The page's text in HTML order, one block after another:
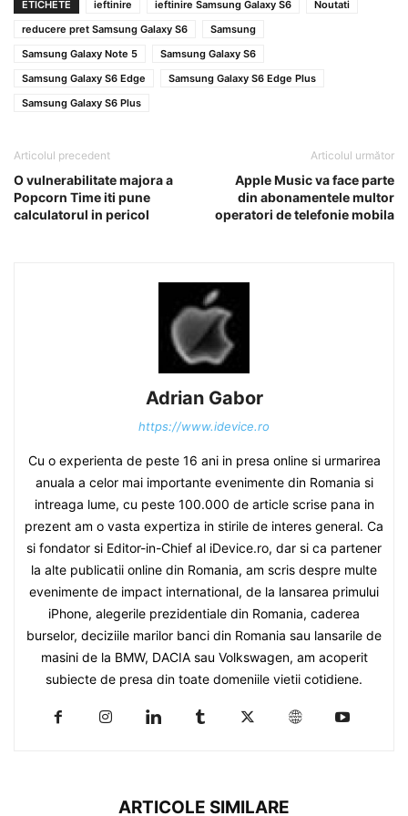
ETICHETE
ieftinire ieftinire Samsung Galaxy S6
Noutati
reducere pret Samsung Galaxy S6
Samsung
Samsung Galaxy Note 5
Samsung Galaxy S6
Samsung Galaxy S6 Edge
Samsung Galaxy S6 Edge Plus
Samsung Galaxy S6 Plus
Articolul precedent
O vulnerabilitate majora a
Popcorn Time iti pune
calculatorul in pericol
Articolul următor
Apple Music va face parte
din abonamentele multor
operatori de telefonie mobila
Adrian Gabor
https://www.idevice.ro
Cu o experienta de peste 16 ani in presa online si urmarirea
anuala a celor mai importante evenimente din Romania si
intreaga lume, cu peste 100.000 de article scrise pana in
prezent am o vasta expertiza in stirile de interes general. Ca
si fondator si Editor-in-Chief al iDevice.ro, dar si ca partener
la alte publicatii online din Romania, am scris despre multe
evenimente de impact international, de la lansarea primului
iPhone, alegerile prezidentiale din Romania, caderea
burselor, deciziile marilor banci din Romania sau lansarile de
masini de la BMW, DACIA sau Volkswagen, am acoperit
subiecte de presa din toate domeniile vietii cotidiene.
ARTICOLE SIMILARE